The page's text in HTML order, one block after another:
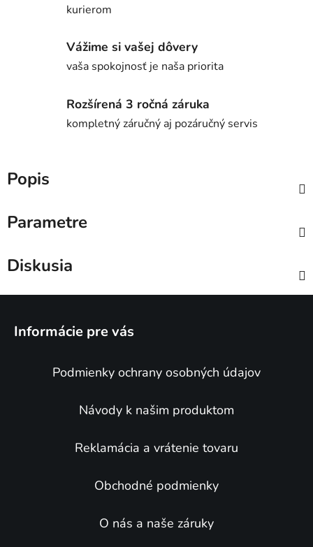
kurierom
Vážime si vašej dôvery
vaša spokojnosť je naša priorita
Rozšírená 3 ročná záruka
kompletný záručný aj pozáručný servis
Popis
Parametre
Diskusia
Informácie pre vás
Podmienky ochrany osobných údajov
Návody k našim produktom
Reklamácia a vrátenie tovaru
Obchodné podmienky
O nás a naše záruky